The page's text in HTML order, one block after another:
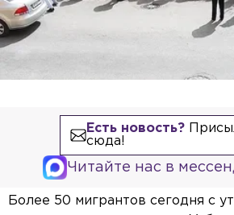
Есть новость?
сюда!
Читайте нас в
Более 50 мигрантов сегодня с